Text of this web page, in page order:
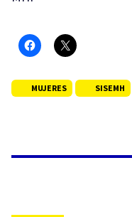
MUJERES SISEMH